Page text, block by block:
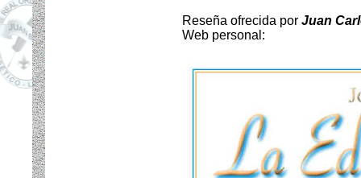
Reseña ofrecida por Juan
Web personal: